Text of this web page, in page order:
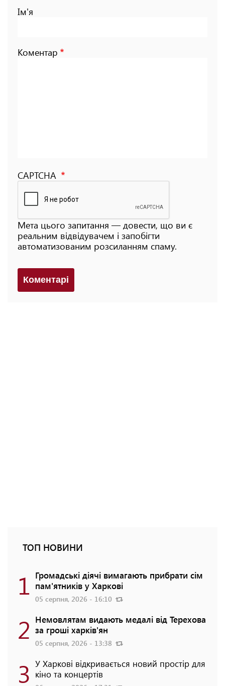
Ім'я
Коментар
CAPTCHA
Мета цього запитання — довести, що ви є
реальним відвідувачем і запобігти
автоматизованим розсиланням спаму.
Коментарi
ТОП НОВИНИ
1 Громадські діячі вимагають прибрати сім
пам'ятників у Харкові
05 серпня, 2026 - 16:10
2 Немовлятам видають медалі від Терехова
за гроші харків'ян
05 серпня, 2026 - 13:38
3 У Харкові відкривається новий простір для
кіно та концертів